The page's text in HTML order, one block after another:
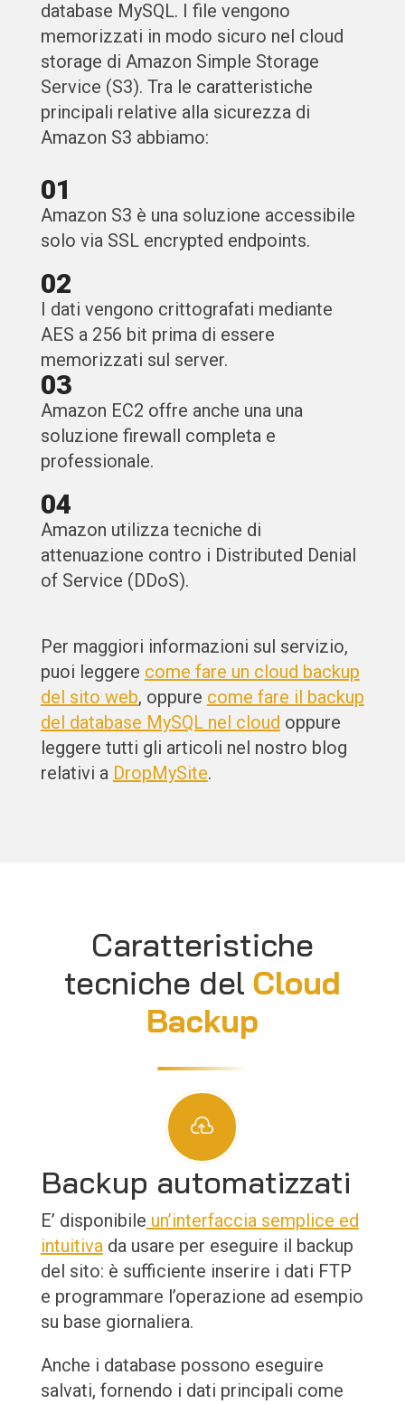
database MySQL. I file vengono
memorizzati in modo sicuro nel cloud
storage di Amazon Simple Storage
Service (S3). Tra le caratteristiche
principali relative alla sicurezza di
Amazon S3 abbiamo:
01
Amazon S3 è una soluzione accessibile
solo via SSL encrypted endpoints.
02
I dati vengono crittografati mediante
AES a 256 bit prima di essere
memorizzati sul server.
03
Amazon EC2 offre anche una una
soluzione firewall completa e
professionale.
04
Amazon utilizza tecniche di
attenuazione contro i Distributed Denial
of Service (DDoS).
Per maggiori informazioni sul servizio,
puoi leggere come fare un cloud backup
del sito web, oppure come fare il backup
del database MySQL nel cloud oppure
leggere tutti gli articoli nel nostro blog
relativi a DropMySite.
Caratteristiche
tecniche del Cloud
Backup

Backup automatizzati
E’ disponibile un’interfaccia semplice ed
intuitivada usare per eseguire il backup
del sito: è sufficiente inserire i dati FTP
e programmare l’operazione ad esempio
su base giornaliera.
Anche i database possono eseguire
salvati, fornendo i dati principali come